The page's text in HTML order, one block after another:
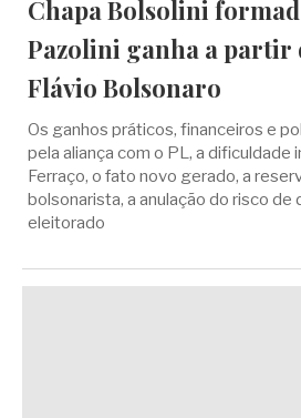
Chapa Bolsolini
Pazolini ganha a partir
Flávio Bolsonaro
Os ganhos práticos, financeiros e
pela aliança com o PL, a dificuldade
Ferraço, o fato novo gerado, a
bolsonarista, a anulação do risco de
eleitorado